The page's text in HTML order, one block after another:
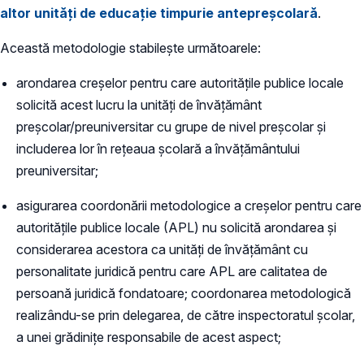
altor unități de educație timpurie antepreșcolară.
Această metodologie stabilește următoarele:
arondarea creșelor pentru care autoritățile publice locale
solicită acest lucru la unități de învățământ
preșcolar/preuniversitar cu grupe de nivel preșcolar și
includerea lor în rețeaua școlară a învățământului
preuniversitar;
asigurarea coordonării metodologice a creșelor pentru care
autoritățile publice locale (APL) nu solicită arondarea și
considerarea acestora ca unități de învățământ cu
personalitate juridică pentru care APL are calitatea de
persoană juridică fondatoare; coordonarea metodologică
realizându-se prin delegarea, de către inspectoratul școlar,
a unei grădinițe responsabile de acest aspect;